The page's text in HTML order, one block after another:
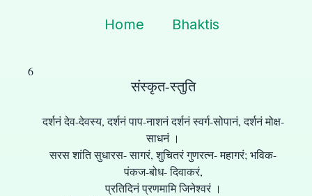
Home Bhaktis
संस्कृत-स्तुति
दर्शनं देव-देवस्य, दर्शनं पाप-नाशनं दर्शनं स्वर्ग-सोपानं, दर्शनं मोक्ष-
साधनं ।
सरस शांति सुधारस- सागरं, शुचितरं गुणरत्न- महागरं; भविक-
पंकज-बोध- दिवाकरं,
प्रतिदिनं प्रणमामि जिनेश्वरं ।
6